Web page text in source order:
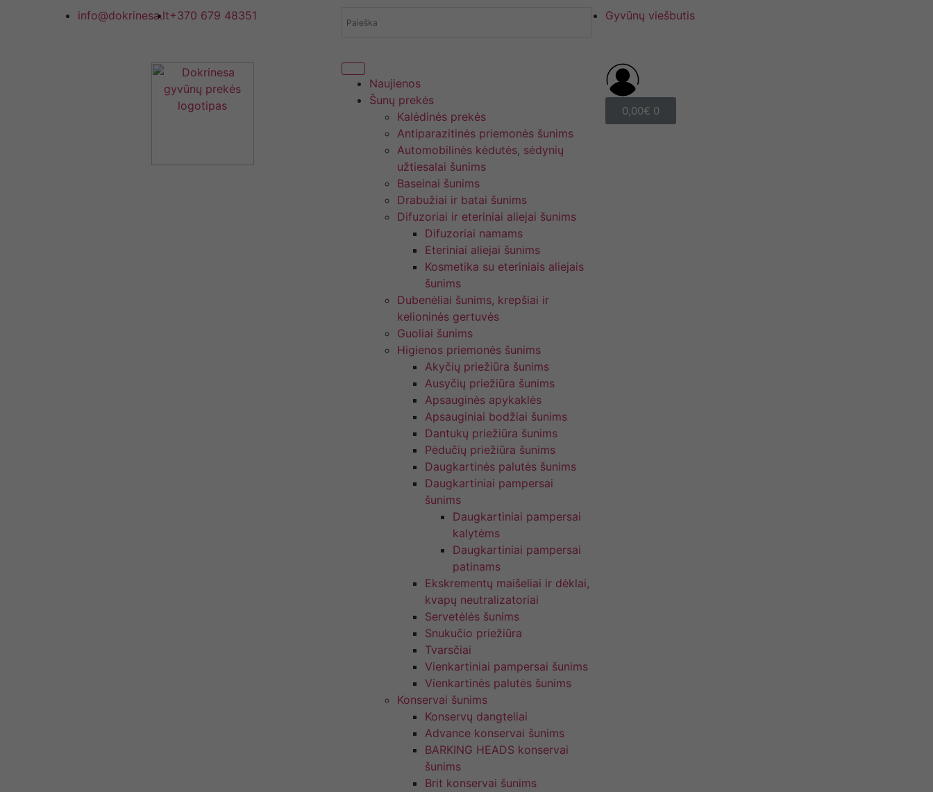
info@dokrinesa.lt+370 679 48351 Gyvūnų viešbutis
Naujienos
Šunų prekės
Kalėdinės prekės
Antiparazitinės priemonės šunims
Automobilinės kėdutės, sėdynių
užtiesalai šunims
Baseinai šunims
Drabužiai ir batai šunims
Difuzoriai ir eteriniai aliejai šunims
Difuzoriai namams
Eteriniai aliejai šunims
Kosmetika su eteriniais aliejais
šunims
Dubenėliai šunims, krepšiai ir
kelioninės gertuvės
Guoliai šunims
Higienos priemonės šunims
Akyčių priežiūra šunims
Ausyčių priežiūra šunims
Apsauginės apykaklės
Apsauginiai bodžiai šunims
Dantukų priežiūra šunims
Pėdučių priežiūra šunims
Daugkartinės palutės šunims
Daugkartiniai pampersai
šunims
Daugkartiniai pampersai
kalytėms
Daugkartiniai pampersai
patinams
Ekskrementų maišeliai ir dėklai,
kvapų neutralizatoriai
Servetėlės šunims
Snukučio priežiūra
Tvarsčiai
Vienkartiniai pampersai šunims
Vienkartinės palutės šunims
Konservai šunims
Konservų dangteliai
Advance konservai šunims
BARKING HEADS konservai
šunims
Brit konservai šunims
0,00€ 0